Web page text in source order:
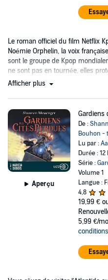
Le roman officiel du film Netflix
Noémie Orphelin, la voix
sont le groupe de Kpop
ne sont pas en tournée, elles
puissants démons centenaires.
Afficher plus
Aperçu
Gardiens
De :
Bouhon -
Lu par :
Durée :
Série :
Volume 1
Langue :
4,8
19,99 €
5,99 €/